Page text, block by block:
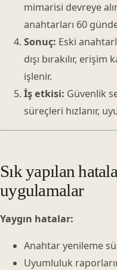
mimarisi devreye
anahtarları 60
Sonuç: Eski
dışı bırakılır,
işlenir.
İş etkisi: Güvenlik
süreçleri hızlanır,
Sık yapılan
uygulamalar
Yaygın hatalar:
Anahtar yenileme
Uyumluluk